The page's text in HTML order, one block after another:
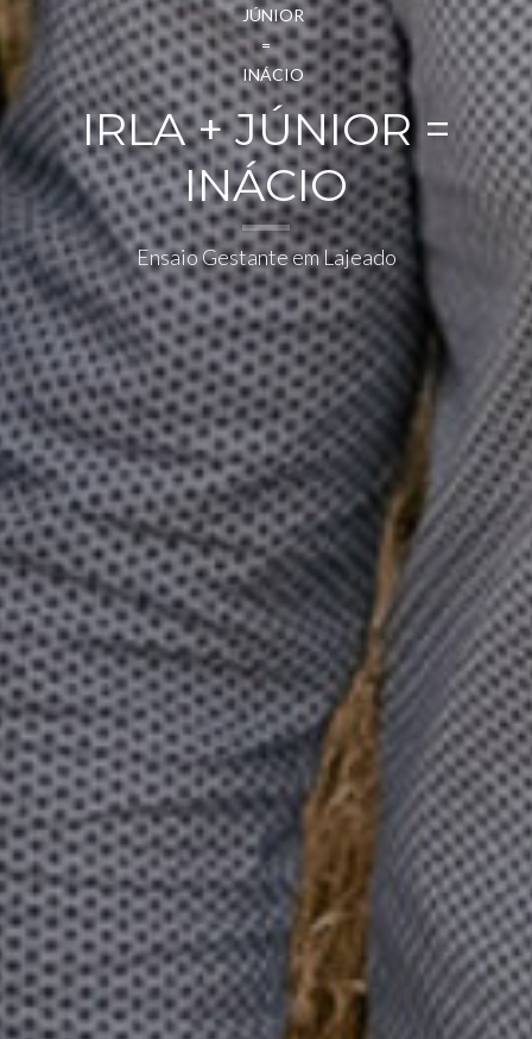
IRLA + JÚNIOR =
INÁCIO
Ensaio Gestante em Lajeado